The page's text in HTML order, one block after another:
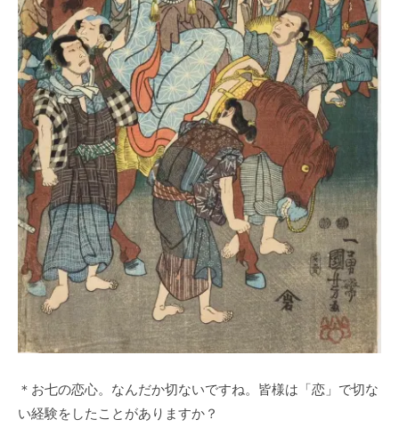
＊お七の恋心。なんだか切ないですね。皆様は「恋」で切な
い経験をしたことがありますか？